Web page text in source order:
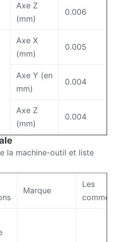
Axe Z
(mm)
0.006
Axe X
(mm)
0.005
Axe Y (en
mm)
0.004
Axe Z
(mm)
0.004
la machine-outil et liste
Marque
Les